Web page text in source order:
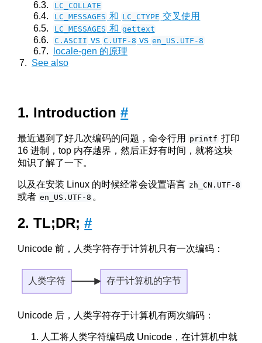
LC_COLLATE
LC_MESSAGES 和 LC_CTYPE 交叉使用
LC_MESSAGES 和 gettext
C.ASCII vs C.UTF-8 vs en_US.UTF-8
locale-gen 的原理
See also
Introduction#
最近遇到了好几次编码的问题，命令行用 printf 打印
16 进制，top 内存越界，然后正好有时间，就将这块
知识了解了一下。
以及在安装 Linux 的时候经常会设置语言 zh_CN.UTF-8
或者 en_US.UTF-8 。
TL;DR;#
Unicode 前，人类字符存于计算机只有一次编码：
人类字符 存于计算机的字节
Unicode 后，人类字符存于计算机有两次编码：
人工将人类字符编码成 Unicode，在计算机中就